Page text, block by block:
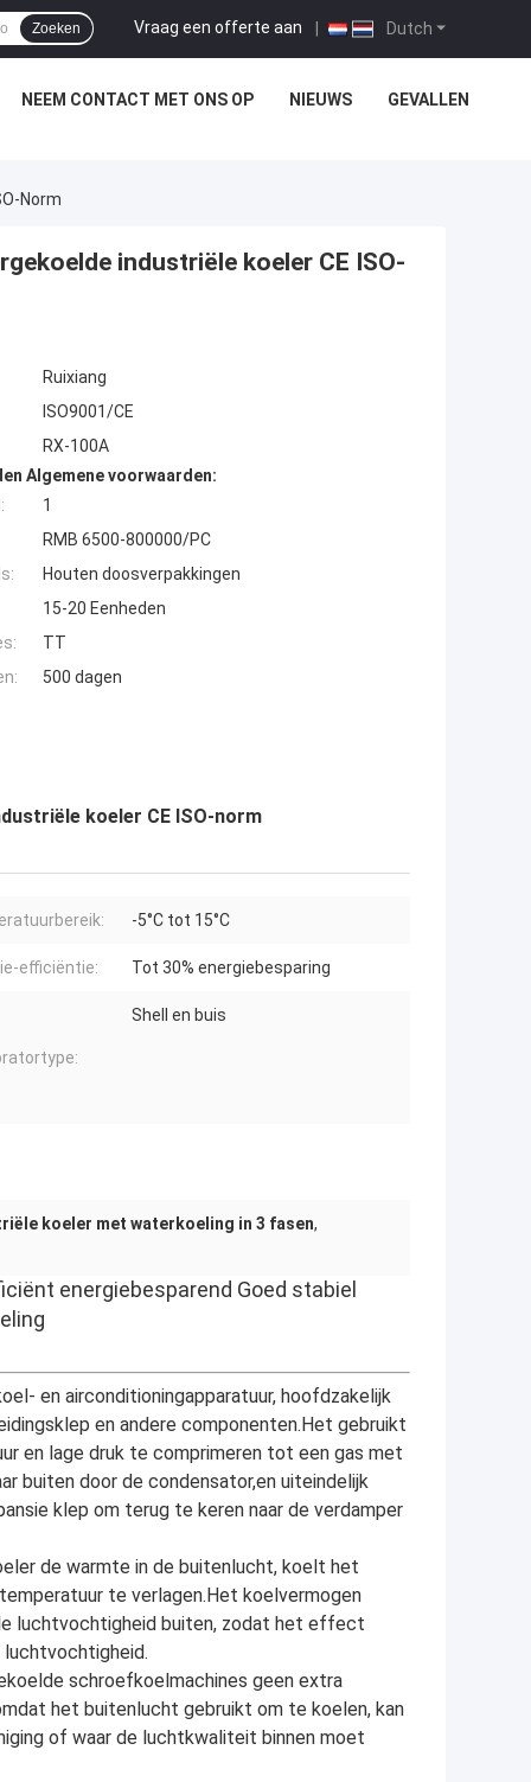
Dutch
Vraag een offerte aan |
Zoeken
NEEM CONTACT MET ONS OP NIEUWS GEVALLEN
Norm
industriële koeler CE ISO-
Ruixiang
ISO9001/CE
RX-100A
Algemene voorwaarden:
1
RMB 6500-800000/PC
Houten doosverpakkingen
15-20 Eenheden
TT
500 dagen
koeler CE ISO-norm
-5°C tot 15°C
efficiëntie: Tot 30% energiebesparing
Shell en buis
koeler met waterkoeling in 3 fasen,
energiebesparend Goed stabiel
en airconditioningapparatuur, hoofdzakelijk
en andere componenten.Het gebruikt
en lage druk te comprimeren tot een gas met
buiten door de condensator,en uiteindelijk
klep om terug te keren naar de verdamper
de warmte in de buitenlucht, koelt het
te verlagen.Het koelvermogen
luchtvochtigheid buiten, zodat het effect
luchtvochtigheid.
schroefkoelmachines geen extra
het buitenlucht gebruikt om te koelen, kan
of waar de luchtkwaliteit binnen moet